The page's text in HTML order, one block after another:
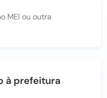
MEI ou outra
à prefeitura